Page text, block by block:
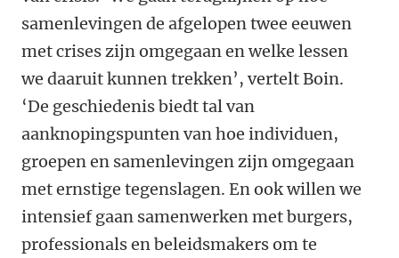
samenlevingen de afgelopen twee eeuwen
met crises zijn omgegaan en welke lessen
we daaruit kunnen trekken’, vertelt Boin.
‘De geschiedenis biedt tal van
aanknopingspunten van hoe individuen,
groepen en samenlevingen zijn omgegaan
met ernstige tegenslagen. En ook willen we
intensief gaan samenwerken met burgers,
professionals en beleidsmakers om te